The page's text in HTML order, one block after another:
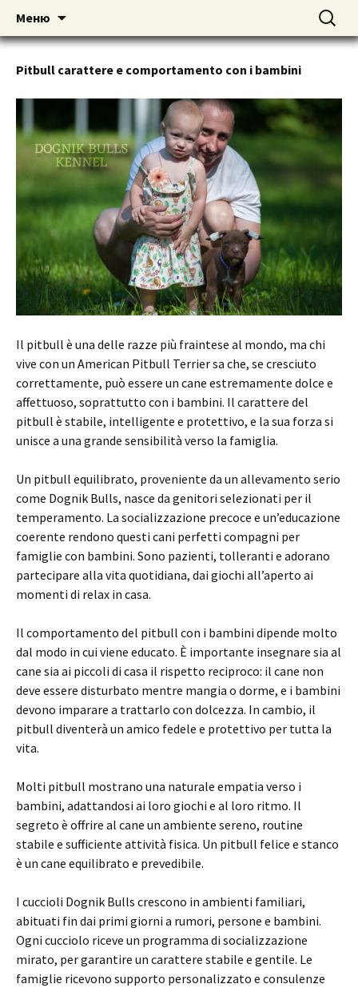
DOGNIK BULLS
American pitbull terrier kennel DOGNIK
BULLS Europe. ADBA registered. APBT
puppies for sale. Worldwide shipping
Меню
содержимому
Найти:
Pitbull carattere e comportamento con i bambini
Il pitbull è una delle razze più fraintese al mondo, ma chi
vive con un American Pitbull Terrier sa che, se cresciuto
correttamente, può essere un cane estremamente dolce e
affettuoso, soprattutto con i bambini. Il carattere del
pitbull è stabile, intelligente e protettivo, e la sua forza si
unisce a una grande sensibilità verso la famiglia.
Un pitbull equilibrato, proveniente da un allevamento serio
come Dognik Bulls, nasce da genitori selezionati per il
temperamento. La socializzazione precoce e un’educazione
coerente rendono questi cani perfetti compagni per
famiglie con bambini. Sono pazienti, tolleranti e adorano
partecipare alla vita quotidiana, dai giochi all’aperto ai
momenti di relax in casa.
Il comportamento del pitbull con i bambini dipende molto
dal modo in cui viene educato. È importante insegnare sia al
cane sia ai piccoli di casa il rispetto reciproco: il cane non
deve essere disturbato mentre mangia o dorme, e i bambini
devono imparare a trattarlo con dolcezza. In cambio, il
pitbull diventerà un amico fedele e protettivo per tutta la
vita.
Molti pitbull mostrano una naturale empatia verso i
bambini, adattandosi ai loro giochi e al loro ritmo. Il
segreto è offrire al cane un ambiente sereno, routine
stabile e sufficiente attività fisica. Un pitbull felice e stanco
è un cane equilibrato e prevedibile.
I cuccioli Dognik Bulls crescono in ambienti familiari,
abituati fin dai primi giorni a rumori, persone e bambini.
Ogni cucciolo riceve un programma di socializzazione
mirato, per garantire un carattere stabile e gentile. Le
famiglie ricevono supporto personalizzato e consulenze